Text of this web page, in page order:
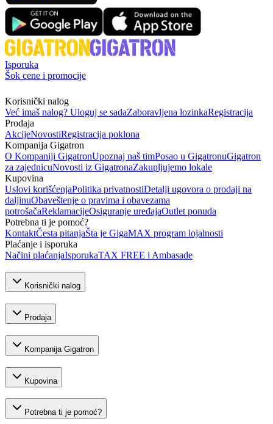
Isporuka
Šok cene i promocije
Korisnički nalog
Već imaš nalog? Uloguj se sadaZaboravljena lozinkaRegistracija
Prodaja
AkcijeNovostiRegistracija poklona
Kompanija Gigatron
O Kompaniji GigatronUpoznaj naš timPosao u GigatronuGigatron
za zajednicuNovosti iz GigatronaZakupljujemo lokale
Kupovina
Uslovi korišćenjaPolitika privatnostiDetalji ugovora o prodaji na
daljinuObaveštenje o pravima i obavezama
potrošačaReklamacijeOsiguranje uređajaOutlet ponuda
Potrebna ti je pomoć?
KontaktČesta pitanjaŠta je GigaMAX program lojalnosti
Plaćanje i isporuka
Načini plaćanjaIsporukaTAX FREE i Ambasade
Korisnički nalog
Prodaja
Kompanija Gigatron
Kupovina
Potrebna ti je pomoć?